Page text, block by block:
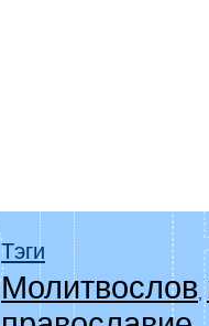
Тэги
Молитвослов ,